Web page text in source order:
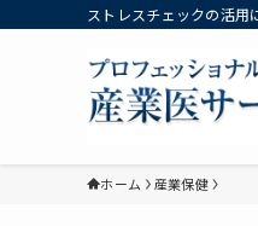
ストレスチェックの活
ホーム 産業保健